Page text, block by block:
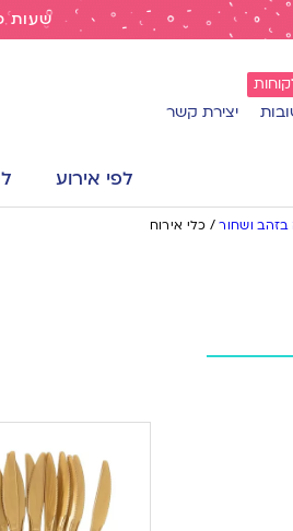
שעות פעילות 9:30-19:00
יצירת קשר
לפי אירוע
בזהב ושחור/ כלי אירוח